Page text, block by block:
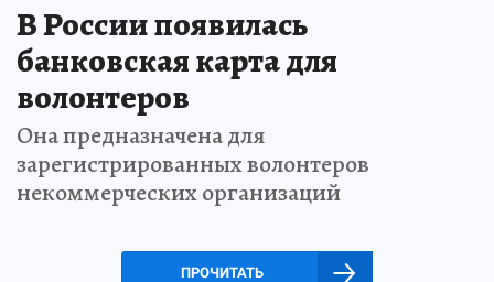
В России появилась
банковская карта для
волонтеров
Она предназначена для
зарегистрированных волонтеров
некоммерческих организаций
ПРОЧИТАТЬ